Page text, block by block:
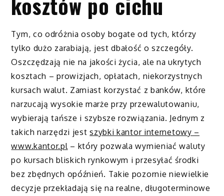
Tym, co odróżnia osoby bogate od tych, którzy
tylko dużo zarabiają, jest dbałość o szczegóły.
Oszczędzają nie na jakości życia, ale na ukrytych
kosztach – prowizjach, opłatach, niekorzystnych
kursach walut. Zamiast korzystać z banków, które
narzucają wysokie marże przy przewalutowaniu,
wybierają tańsze i szybsze rozwiązania. Jednym z
takich narzędzi jestszybki kantor internetowy –
www.kantor.pl – który pozwala wymieniać waluty
po kursach bliskich rynkowym i przesyłać środki
bez zbędnych opóźnień. Takie pozornie niewielkie
decyzje przekładają się na realne, długoterminowe